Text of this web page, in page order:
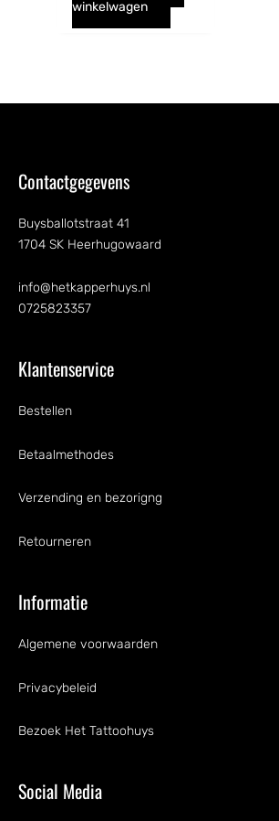
winkelwagen
Contactgegevens
Buysballotstraat 41
1704 SK Heerhugowaard
info@hetkapperhuys.nl
0725823357
Klantenservice
Bestellen
Betaalmethodes
Verzending en bezorigng
Retourneren
Informatie
Algemene voorwaarden
Privacybeleid
Bezoek Het Tattoohuys
Social Media